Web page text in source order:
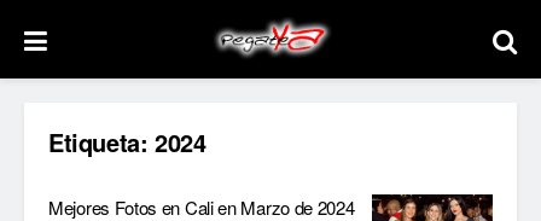
Etiqueta: 2024
Mejores Fotos en Cali en Marzo de 2024